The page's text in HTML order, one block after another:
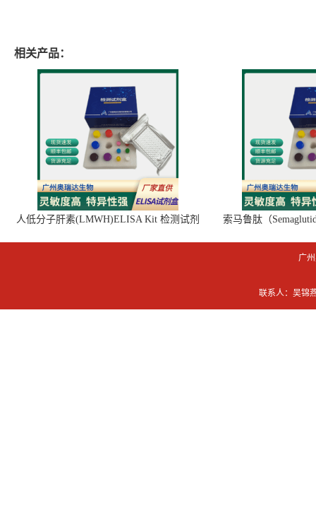
相关产品：
人低分子肝素(LMWH)ELISA Kit 检测试剂
索马鲁肽（
广
联系人：吴锦